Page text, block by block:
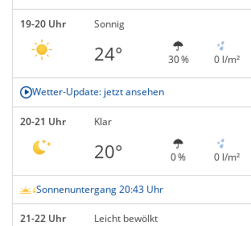
19-20 Uhr Sonnig
24° 30 % 0 l/m²
Wetter-Update: jetzt ansehen
20-21 Uhr Klar
20° 0 % 0 l/m²
Sonnenuntergang 20:43 Uhr
21-22 Uhr Leicht bewölkt